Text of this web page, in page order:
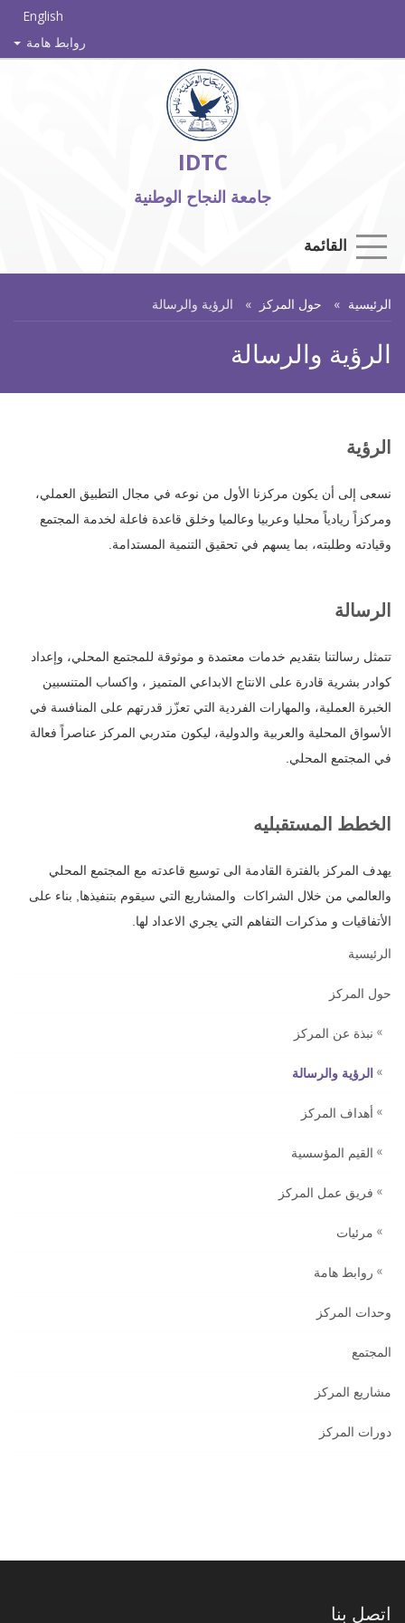
English
روابط هامة
IDTC
جامعة النجاح الوطنية
القائمة
الرئيسية حول المركز الرؤية والرسالة
الرؤية والرسالة
الرؤية
نسعى إلى أن يكون مركزنا الأول من نوعه في مجال التطبيق العملي،
ومركزاً ‏ريادياً محليا وعربيا وعالميا وخلق قاعدة فاعلة لخدمة المجتمع
وقيادته وطلبته، ‏بما يسهم في تحقيق التنمية المستدامة.‏
الرسالة
تتمثل رسالتنا بتقديم خدمات معتمدة و موثوقة للمجتمع المحلي، وإعداد
‏كوادر بشرية قادرة على الانتاج الابداعي المتميز ، واكساب المتنسبين
‏الخبرة العملية، والمهارات الفردية التي تعزّز قدرتهم على المنافسة في
الأسواق ‏المحلية والعربية والدولية، ليكون متدربي المركز عناصراً فعالة
في المجتمع المحلي.‏
الخطط المستقبليه
يهدف المركز‎ ‎بالفترة القادمة الى توسيع قاعدته مع المجتمع المحلي
والعالمي من خلال ‏الشراكات والمشاريع التي سيقوم بتنفيذها, بناء على
الأتفاقيات و مذكرات التفاهم التي ‏يجري الاعداد لها.‏
الرئيسية
حول المركز
نبذة عن المركز
الرؤية والرسالة
أهداف المركز
القيم المؤسسية ‏
فريق عمل المركز
مرئيات
روابط هامة
وحدات المركز
المجتمع
مشاريع المركز
دورات المركز
اتصل بنا